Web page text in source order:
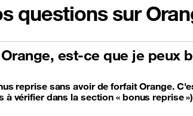
questions sur
est-ce que je peux
reprise sans avoir de forfait Orange.
vérifier dans la section « bonus reprise